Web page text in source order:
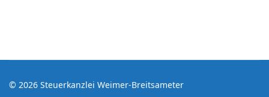
© 2026 Steuerkanzlei Weimer-Breitsameter